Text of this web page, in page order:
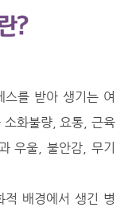
스를 받아 생기는 여
소화불량, 요통, 근육
우울, 불안감, 무기
적 배경에서 생긴 병